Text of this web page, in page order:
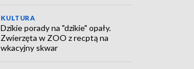
KULTURA
Dzikie porady na "dzikie" opały.
Zwierzęta w ZOO z recptą na
wkacyjny skwar